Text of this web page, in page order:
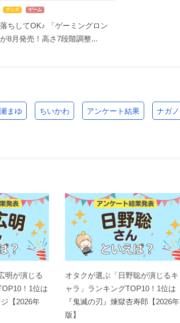
グッズ ゲーム
ちしてOK♪ 「ゲーミングロン
8月発売！高さ7段階調整...
まゆ ちいかわ アンケート結果 ナガノ
明が演じる
！1位は
【2026年
オタクが選ぶ「日野聡が演じるキ
ャラ」ランキングTOP10！1位は
『鬼滅の刃』煉󠄁獄杏寿郎【2026年
版】